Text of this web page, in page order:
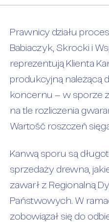
Prawnicy działu
Babiaczyk, Skrocki i
reprezentują Klienta
produkcyjną należącą
koncernu – w sporze
na tle rozliczenia
Wartość roszczeń
Kanwą sporu są
sprzedaży drewna,
zawarł z Regionalną
Państwowych. W
zobowiązał się do